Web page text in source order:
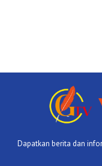
Dapatkan berita dan